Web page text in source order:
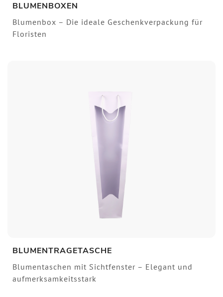
BLUMENBOXEN
Blumenbox – Die ideale Geschenkverpackung für
Floristen
BLUMENTRAGETASCHE
Blumentaschen mit Sichtfenster – Elegant und
aufmerksamkeitsstark